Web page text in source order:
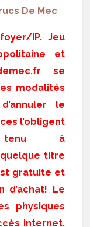
De Mec
IP. Jeu
et
se
modalités
le
l’obligent
à
titre
gratuite et
d’achat! Le
physiques
internet.